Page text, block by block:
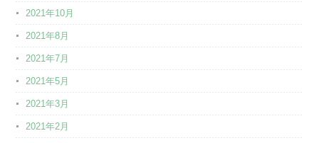
2021年10月
2021年8月
2021年7月
2021年5月
2021年3月
2021年2月